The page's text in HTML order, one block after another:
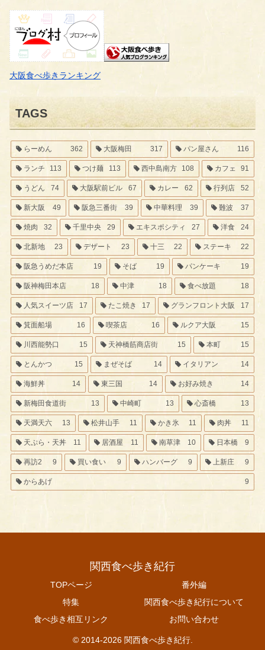
大阪食べ歩きランキング
TAGS
らーめん 362 大阪梅田 317 パン屋さん 116
ランチ 113 つけ麺 113 西中島南方 108 カフェ 91
うどん 74 大阪駅前ビル 67 カレー 62 行列店 52
新大阪 49 阪急三番街 39 中華料理 39 難波 37
焼肉 32 千里中央 29 エキスポシティ 27 洋食 24
北新地 23 デザート 23 十三 22 ステーキ 22
阪急うめだ本店 19 そば 19 パンケーキ 19
阪神梅田本店 18 中津 18 食べ放題 18
人気スイーツ店 17 たこ焼き 17 グランフロント大阪 17
箕面船場 16 喫茶店 16 ルクア大阪 15
川西能勢口 15 天神橋筋商店街 15 本町 15
とんかつ 15 まぜそば 14 イタリアン 14
海鮮丼 14 東三国 14 お好み焼き 14
新梅田食道街 13 中崎町 13 心斎橋 13
天満天六 13 松井山手 11 かき氷 11 肉丼 11
天ぷら・天丼 11 居酒屋 11 南草津 10 日本橋 9
再訪2 9 買い食い 9 ハンバーグ 9 上新庄 9
からあげ 9
関西食べ歩き紀行
TOPページ
番外編
特集
関西食べ歩き紀行について
食べ歩き相互リンク
お問い合わせ
© 2014-2026 関西食べ歩き紀行.